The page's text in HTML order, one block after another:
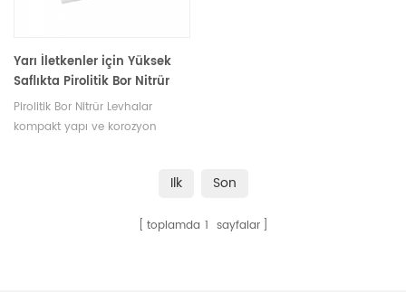
Yarı İletkenler için Yüksek
Saflıkta Pirolitik Bor Nitrür
(PBN) Düz Levhalar
Pirolitik Bor Nitrür Levhalar
kompakt yapı ve korozyon
Ilk Son
toplamda 1 sayfalar